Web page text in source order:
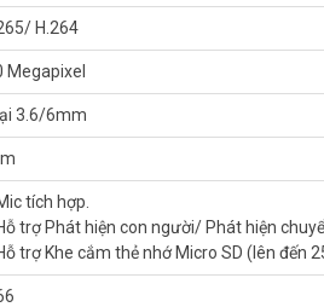
trực tiếp với lựa chọn ống kính
toàn mọi ngóc ngách trong khu vực
nhận chuẩn IP66, camera có thể sử
H.264
Megapixel
3.6/6mm
tích hợp.
trợ Phát hiện con người/ Phát hiện
trợ Khe cắm thẻ nhớ Micro SD (lên đến